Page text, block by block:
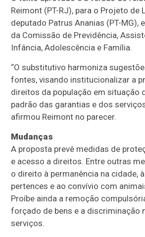
Reimont (PT-RJ), para o Projeto de
deputado Patrus Ananias (PT-MG),
da Comissão de Previdência,
Infância, Adolescência e Família.
“O substitutivo harmoniza
fontes, visando institucionalizar a
direitos da população em situação
padrão das garantias e dos
afirmou Reimont no parecer.
Mudanças
A proposta prevê medidas de
e acesso a direitos. Entre outras
o direito à permanência na cidade,
pertences e ao convívio com
Proíbe ainda a remoção
forçado de bens e a discriminação
serviços.